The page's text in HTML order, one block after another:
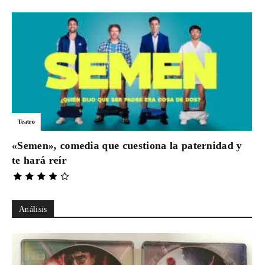
Teatro
«Semen», comedia que cuestiona la paternidad y
te hará reír
Análisis